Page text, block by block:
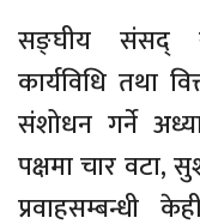
सङ्घीय संसद्
कार्यविधि तथा
संशोधन गर्ने
पक्षमा चार वटा,
प्रवाहसम्बन्धी